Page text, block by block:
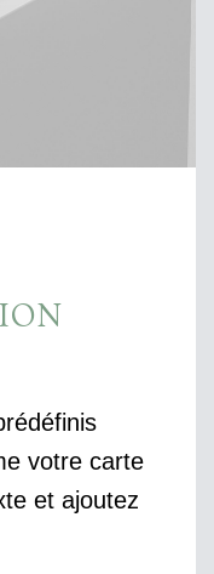
votre carte
et ajoutez